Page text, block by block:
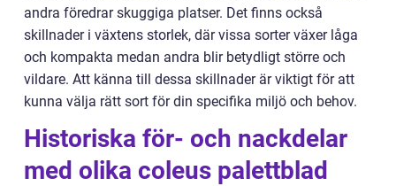
andra föredrar skuggiga platser. Det finns också
skillnader i växtens storlek, där vissa sorter växer låga
och kompakta medan andra blir betydligt större och
vildare. Att känna till dessa skillnader är viktigt för att
kunna välja rätt sort för din specifika miljö och behov.
Historiska för- och nackdelar
med olika coleus palettblad